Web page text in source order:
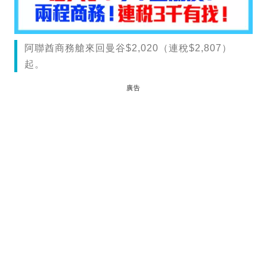
阿聯酋商務艙來回曼谷$2,020（連稅$2,807）
起。
廣告